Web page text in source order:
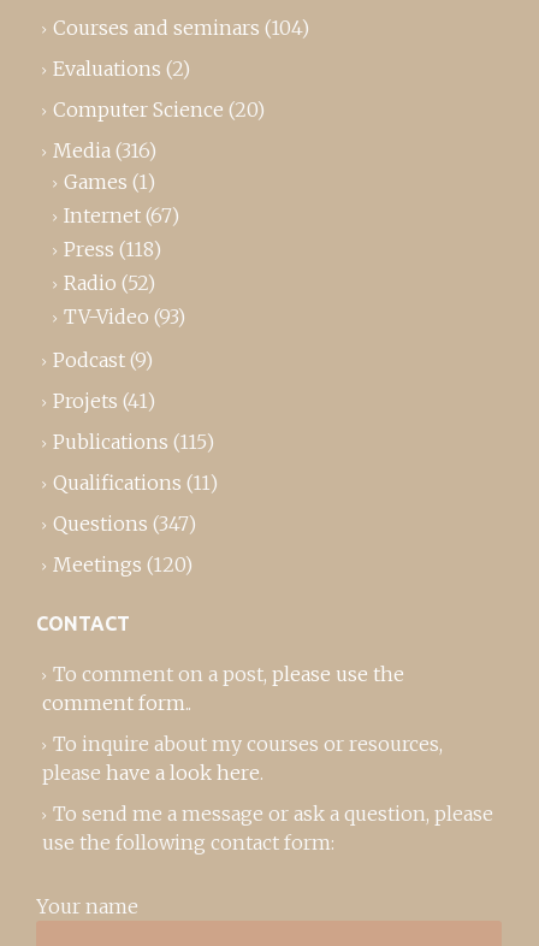
Courses and seminars (104)
Evaluations (2)
Computer Science (20)
Media (316)
Games (1)
Internet (67)
Press (118)
Radio (52)
TV-Video (93)
Podcast (9)
Projets (41)
Publications (115)
Qualifications (11)
Questions (347)
Meetings (120)
CONTACT
To comment on a post, please use the
comment form..
To inquire about my courses or resources,
please have a look here.
To send me a message or ask a question, please
use the following contact form:
Your name